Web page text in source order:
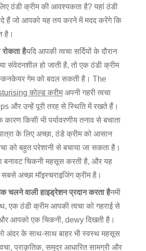
ठंडी क्रीम की आवश्यकता है? यहां ठंडी
हैं जो आपको यह तय करने में मदद करेंगे कि
है।
हैयदि आपकी त्वचा सर्दियों के दौरान
संवेदनशील हो जाती है, तो एक ठंडी क्रीम
गेम को बदल सकती है। The
कोल्ड क्रीमअपनी गहरी त्वचा
और उन्हें पूरी तरह से स्थिति में रखते हैं।
किसी भी पर्यावरणीय तनाव से बचाता
के लिए अच्छा, ठंडे क्रीम को आसान
को बहुत परेशानी से बचाया जा सकता है।
बनावट चिकनी महसूस करती है, और यह
अच्छा मॉइस्चराइजिंग क्रीम है।
चलने वाली हाइड्रेशन प्रदान करता हैनमी
एक ठंडी क्रीम आपकी त्वचा को गहराई से
आपको एक चिकनी, dewy दिखती है।
अंदर के साथ-साथ बाहर भी स्वस्थ महसूस
प्राकृतिक, समुद्र आधारित सामग्री और